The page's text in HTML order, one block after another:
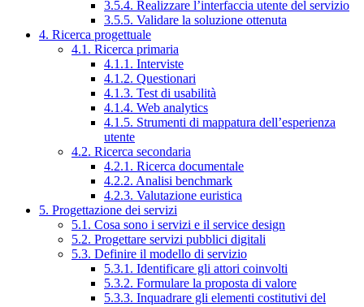
3.5.4. Realizzare l’interfaccia utente del servizio
3.5.5. Validare la soluzione ottenuta
4. Ricerca progettuale
4.1. Ricerca primaria
4.1.1. Interviste
4.1.2. Questionari
4.1.3. Test di usabilità
4.1.4. Web analytics
4.1.5. Strumenti di mappatura dell’esperienza
utente
4.2. Ricerca secondaria
4.2.1. Ricerca documentale
4.2.2. Analisi benchmark
4.2.3. Valutazione euristica
5. Progettazione dei servizi
5.1. Cosa sono i servizi e il service design
5.2. Progettare servizi pubblici digitali
5.3. Definire il modello di servizio
5.3.1. Identificare gli attori coinvolti
5.3.2. Formulare la proposta di valore
5.3.3. Inquadrare gli elementi costitutivi del